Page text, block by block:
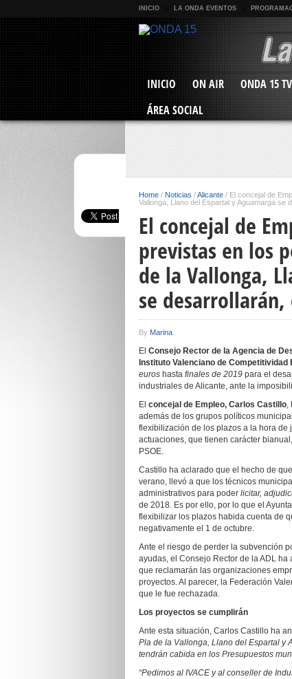
INICIO LA ONDA EVENTOS
INICIO ON AIR ONDA 15 TV
ÁREA SOCIAL
Home / Noticias /Alicante / El concejal de
Vallonga, Llano del Espartal y Aguamarga se
El concejal de
previstas en los
de la Vallonga,
se desarrollarán,
By Marina
El Consejo Rector de la Agencia de
Instituto Valenciano de Competitividad
euros hasta finales de 2019 para el
industriales de Alicante, ante la
El concejal de Empleo, Carlos Castillo,
además de los grupos políticos
flexibilización de los plazos a la hora de
actuaciones, que tienen carácter
PSOE.
Castillo ha aclarado que el hecho de
verano, llevó a que los técnicos
administrativos para poder licitar,
de 2018. Es por ello, por lo que el
flexibilizar los plazos habida cuenta de
negativamente el 1 de octubre.
Ante el riesgo de perder la subvención
ayudas, el Consejo Rector de la ADL
que reclamarán las organizaciones
proyectos. Al parecer, la Federación
que le fue rechazada.
Los proyectos se cumplirán
Ante esta situación, Carlos Castillo ha
Pla de la Vallonga, Llano del Espartal y
tendrán cabida en los Presupuestos
“Pedimos al IVACE y al conseller de